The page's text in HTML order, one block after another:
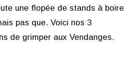
une flopée de stands à boire
pas que. Voici nos 3
de grimper aux Vendanges.